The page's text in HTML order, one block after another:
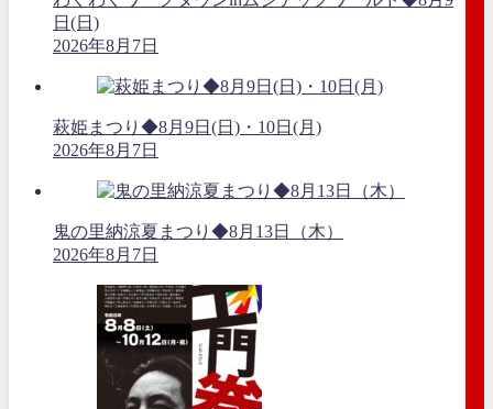
日(日)
2026年8月7日
萩姫まつり◆8月9日(日)・10日(月)
2026年8月7日
鬼の里納涼夏まつり◆8月13日（木）
2026年8月7日